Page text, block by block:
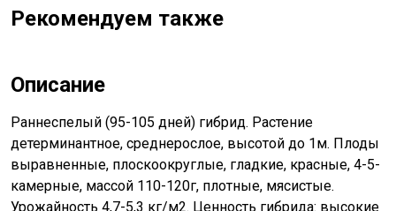
Рекомендуем также
Описание
Раннеспелый (95-105 дней) гибрид. Растение
детерминантное, среднерослое, высотой до 1м. Плоды
выравненные, плоскоокруглые, гладкие, красные, 4-5-
камерные, массой 110-120г, плотные, мясистые.
Урожайность 4,7-5,3 кг/м2. Ценность гибрида: высокие